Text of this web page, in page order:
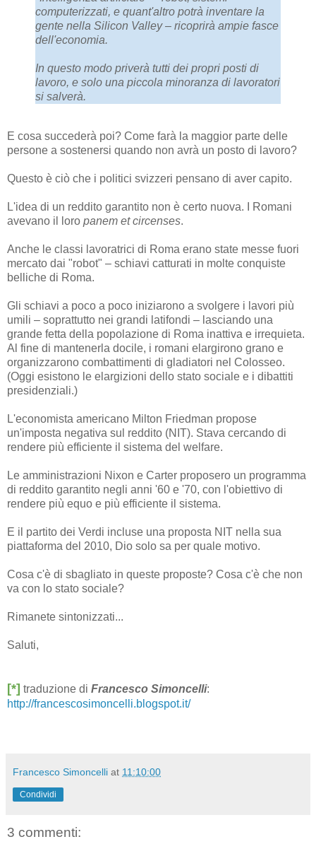
computerizzati, e quant'altro potrà inventare la
gente nella Silicon Valley – ricoprirà ampie fasce
dell'economia.
In questo modo priverà tutti dei propri posti di
lavoro, e solo una piccola minoranza di lavoratori
si salverà.
E cosa succederà poi? Come farà la maggior parte delle
persone a sostenersi quando non avrà un posto di lavoro?
Questo è ciò che i politici svizzeri pensano di aver capito.
L'idea di un reddito garantito non è certo nuova. I Romani
avevano il loro panem et circenses.
Anche le classi lavoratrici di Roma erano state messe fuori
mercato dai "robot" – schiavi catturati in molte conquiste
belliche di Roma.
Gli schiavi a poco a poco iniziarono a svolgere i lavori più
umili – soprattutto nei grandi latifondi – lasciando una
grande fetta della popolazione di Roma inattiva e irrequieta.
Al fine di mantenerla docile, i romani elargirono grano e
organizzarono combattimenti di gladiatori nel Colosseo.
(Oggi esistono le elargizioni dello stato sociale e i dibattiti
presidenziali.)
L'economista americano Milton Friedman propose
un'imposta negativa sul reddito (NIT). Stava cercando di
rendere più efficiente il sistema del welfare.
Le amministrazioni Nixon e Carter proposero un programma
di reddito garantito negli anni '60 e '70, con l'obiettivo di
rendere più equo e più efficiente il sistema.
E il partito dei Verdi incluse una proposta NIT nella sua
piattaforma del 2010, Dio solo sa per quale motivo.
Cosa c'è di sbagliato in queste proposte? Cosa c'è che non
va con lo stato sociale?
Rimanete sintonizzati...
Saluti,
[*] traduzione di Francesco Simoncelli:
http://francescosimoncelli.blogspot.it/
Francesco Simoncelli at 11:10:00
Condividi
3 commenti: